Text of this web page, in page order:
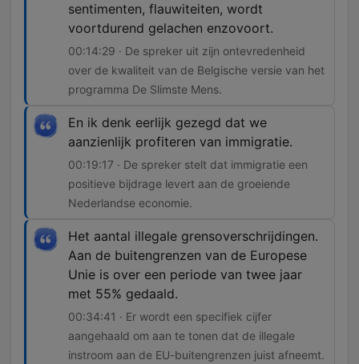
sentimenten, flauwiteiten, wordt
voortdurend gelachen enzovoort.
00:14:29 · De spreker uit zijn ontevredenheid
over de kwaliteit van de Belgische versie van het
programma De Slimste Mens.
En ik denk eerlijk gezegd dat we
aanzienlijk profiteren van immigratie.
00:19:17 · De spreker stelt dat immigratie een
positieve bijdrage levert aan de groeiende
Nederlandse economie.
Het aantal illegale grensoverschrijdingen.
Aan de buitengrenzen van de Europese
Unie is over een periode van twee jaar
met 55% gedaald.
00:34:41 · Er wordt een specifiek cijfer
aangehaald om aan te tonen dat de illegale
instroom aan de EU-buitengrenzen juist afneemt.